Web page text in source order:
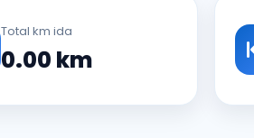
Total km ida
0.00 km